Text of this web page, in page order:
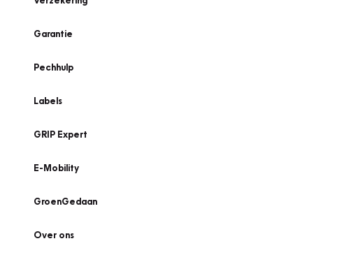
Garantie
Pechhulp
Labels
GRIP Expert
E-Mobility
GroenGedaan
Over ons